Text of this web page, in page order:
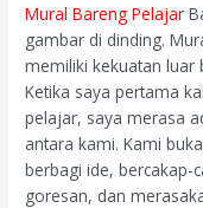
Mural Bareng Pelajar
gambar di dinding.
memiliki kekuatan luar
Ketika saya pertama
pelajar, saya merasa
antara kami. Kami
berbagi ide, bercakap-
goresan, dan